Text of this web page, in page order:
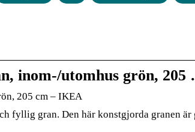
inom-/utomhus grön, 205
205 cm – IKEA
fyllig gran. Den här konstgjorda granen är